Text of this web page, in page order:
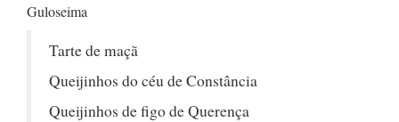
Guloseima
Tarte de maçã
Queijinhos do céu de Constância
Queijinhos de figo de Querença